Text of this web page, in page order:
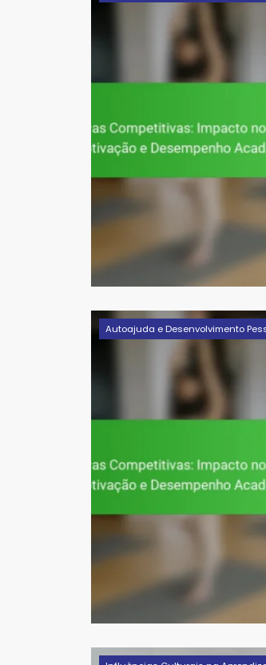
Autoajuda e Desenvolvimento